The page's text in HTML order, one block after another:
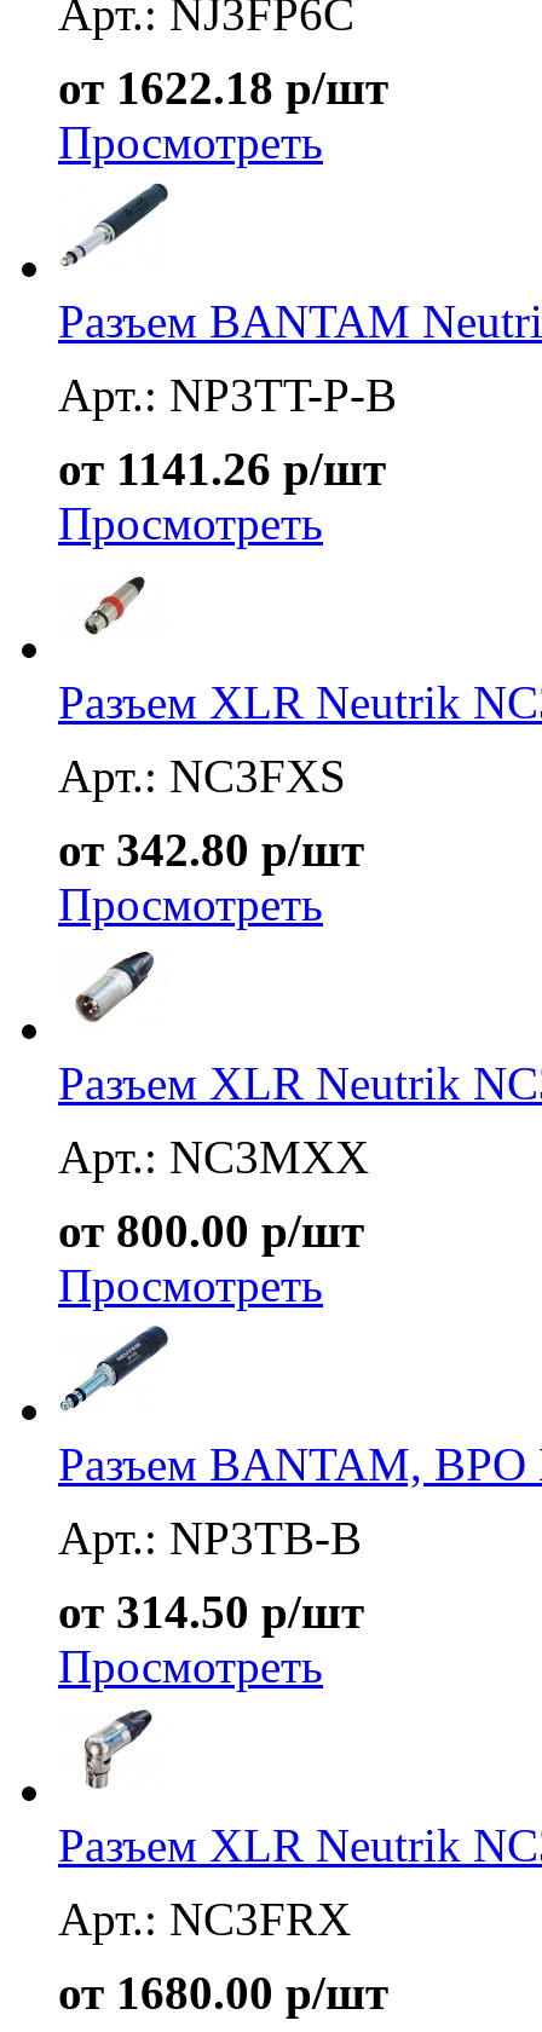
Арт.: NJ3FP6C
от 1622.18 р/шт
Просмотреть
Разъем BANTAM
Арт.: NP3TT-P-B
от 1141.26 р/шт
Просмотреть
Разъем XLR Neutrik
Арт.: NC3FXS
от 342.80 р/шт
Просмотреть
Разъем XLR Neutrik
Арт.: NC3MXX
от 800.00 р/шт
Просмотреть
Разъем BANTAM,
Арт.: NP3TB-B
от 314.50 р/шт
Просмотреть
Разъем XLR Neutrik
Арт.: NC3FRX
от 1680.00 р/шт